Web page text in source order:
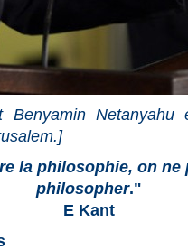
Benyamin Netanyahu
la philosophie, on ne
philosopher."
E Kant